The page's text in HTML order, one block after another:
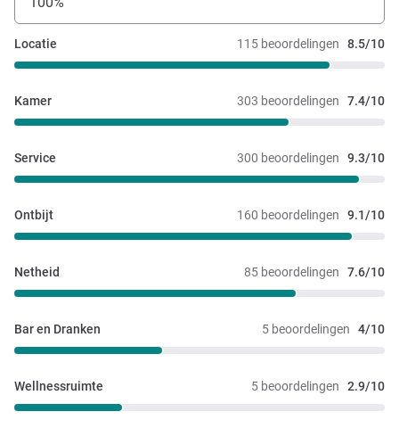
115 beoordelingen 8.5/10
Locatie
303 beoordelingen 7.4/10
Kamer
300 beoordelingen 9.3/10
Service
160 beoordelingen 9.1/10
Ontbijt
85 beoordelingen 7.6/10
Netheid
5 beoordelingen 4/10
Bar en Dranken
5 beoordelingen 2.9/10
Wellnessruimte